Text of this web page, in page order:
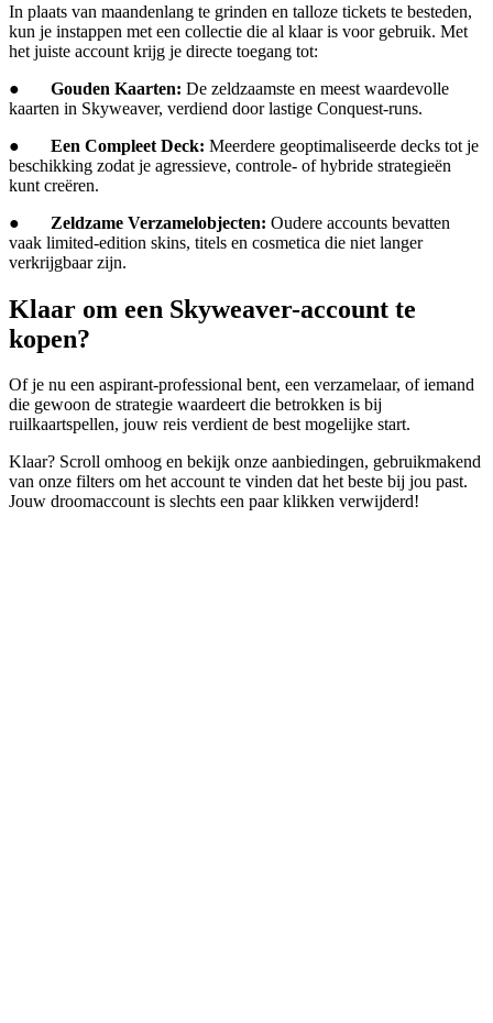
In plaats van maandenlang te grinden en talloze tickets te besteden,
kun je instappen met een collectie die al klaar is voor gebruik. Met
het juiste account krijg je directe toegang tot:
● Gouden Kaarten: De zeldzaamste en meest waardevolle
kaarten in Skyweaver, verdiend door lastige Conquest-runs.
● Een Compleet Deck: Meerdere geoptimaliseerde decks tot je
beschikking zodat je agressieve, controle- of hybride strategieën
kunt creëren.
● Zeldzame Verzamelobjecten: Oudere accounts bevatten
vaak limited-edition skins, titels en cosmetica die niet langer
verkrijgbaar zijn.
Klaar om een Skyweaver-account te
kopen?
Of je nu een aspirant-professional bent, een verzamelaar, of iemand
die gewoon de strategie waardeert die betrokken is bij
ruilkaartspellen, jouw reis verdient de best mogelijke start.
Klaar? Scroll omhoog en bekijk onze aanbiedingen, gebruikmakend
van onze filters om het account te vinden dat het beste bij jou past.
Jouw droomaccount is slechts een paar klikken verwijderd!